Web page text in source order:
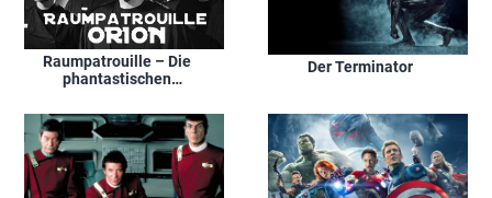
Raumpatrouille – Die
phantastischen
Raumschiffes Orion
Der Terminator